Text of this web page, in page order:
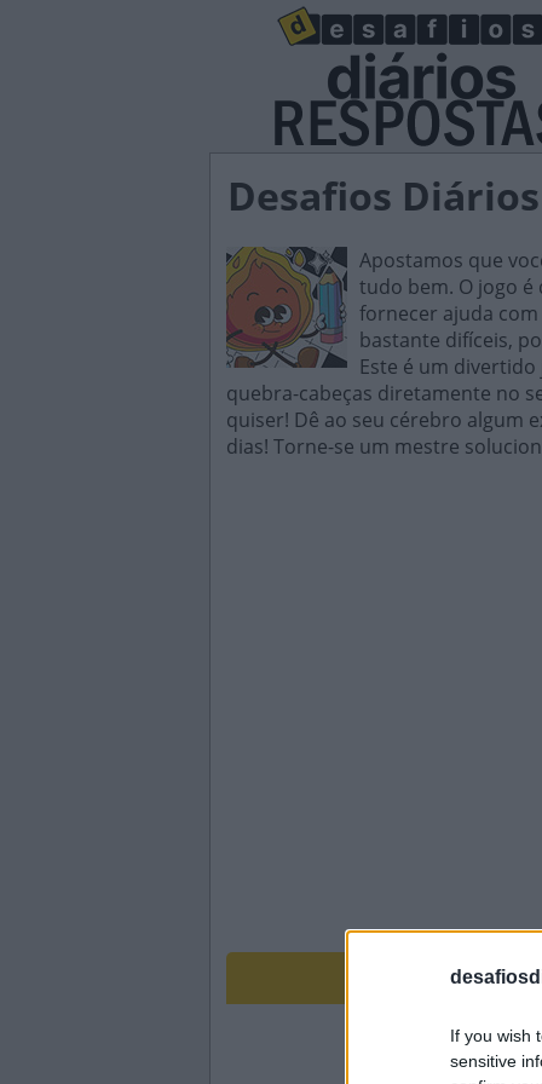
If you wish
sensitive
Desafios
Apostamos que
tudo bem. O jogo é
fornecer ajuda com
bastante difíceis,
Este é um
quebra-cabeças diretamente no
quiser! Dê ao seu cérebro algum
dias! Torne-se um mestre